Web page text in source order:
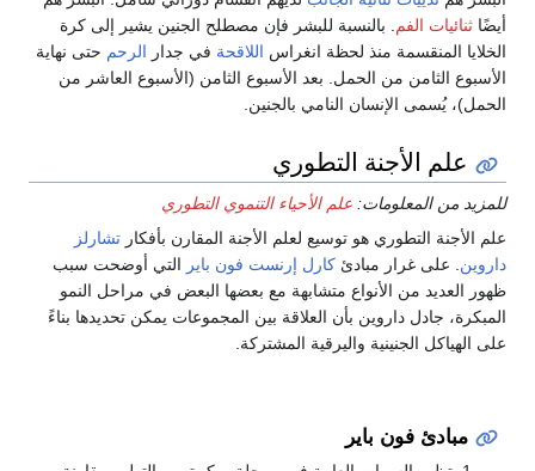
أيضًا ثنائيات الفم
. بالنسبة للبشر فإن مصطلح الجنين يشير إلى كرة
الخلايا المنقسمة منذ لحظة انغراس اللاقحة في جدار الرحم حتى نهاية
الأسبوع الثامن من الحمل. بعد الأسبوع الثامن (الأسبوع العاشر من
الحمل)، يُسمى الإنسان النامي بالجنين.
علم الأجنة التطوري
للمزيد من المعلومات: علم الأحياء التنموي التطوري
علم الأجنة التطوري هو توسيع لعلم الأجنة المقارن بأفكار تشارلز
داروين . على غرار مبادئ كارل إرنست فون باير التي أوضحت سبب
ظهور العديد من الأنواع متشابهة مع بعضها البعض في مراحل النمو
المبكرة، جادل داروين بأن العلاقة بين المجموعات يمكن تحديدها بناءً
على الهياكل الجنينية واليرقية المشتركة.
مبادئ فون باير